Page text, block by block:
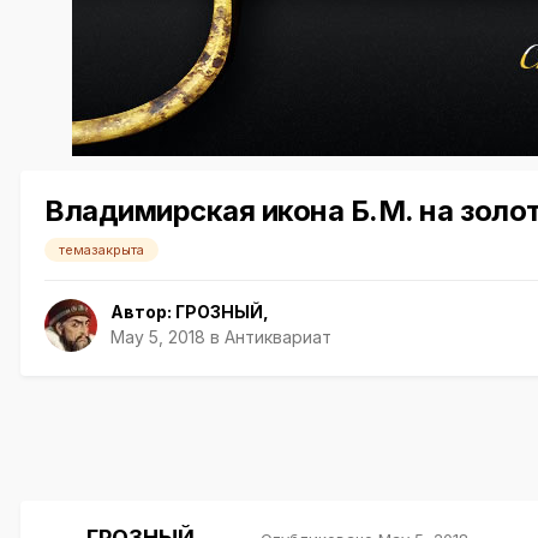
Владимирская икона Б.М. на
темазакрыта
Автор: ГРОЗНЫЙ
May 5, 2018 в Антиквариат